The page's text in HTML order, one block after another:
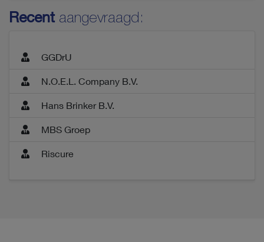
Recent aangevraagd:
GGDrU
N.O.E.L. Company B.V.
Hans Brinker B.V.
MBS Groep
Riscure